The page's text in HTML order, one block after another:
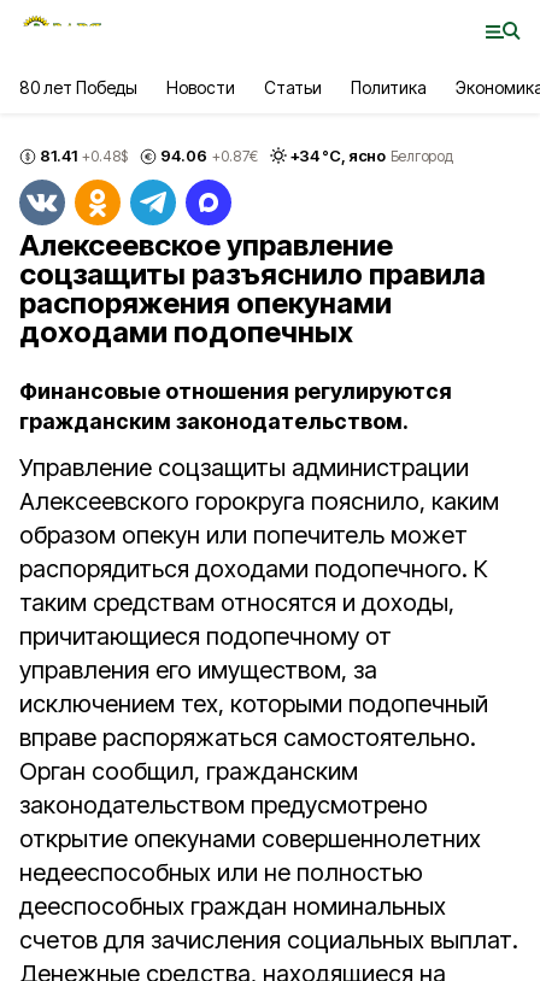
80 лет Победы Новости Статьи Политика
81.41 +0.48$ 94.06 +0.87€ +34°С, ясно Белгород
Алексеевское управление
соцзащиты разъяснило правила
распоряжения опекунами
доходами подопечных
Финансовые отношения регулируются
гражданским законодательством.
Управление соцзащиты администрации
Алексеевского горокруга пояснило, каким
образом опекун или попечитель может
распорядиться доходами подопечного. К
таким средствам относятся и доходы,
причитающиеся подопечному от
управления его имуществом, за
исключением тех, которыми подопечный
вправе распоряжаться самостоятельно.
Орган сообщил, гражданским
законодательством предусмотрено
открытие опекунами совершеннолетних
недееспособных или не полностью
дееспособных граждан номинальных
счетов для зачисления социальных выплат.
Денежные средства, находящиеся на